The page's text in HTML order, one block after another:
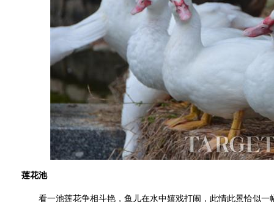
莲花池
看一池莲花争相斗艳，鱼儿在水中嬉戏打闹，此情此景恰似一